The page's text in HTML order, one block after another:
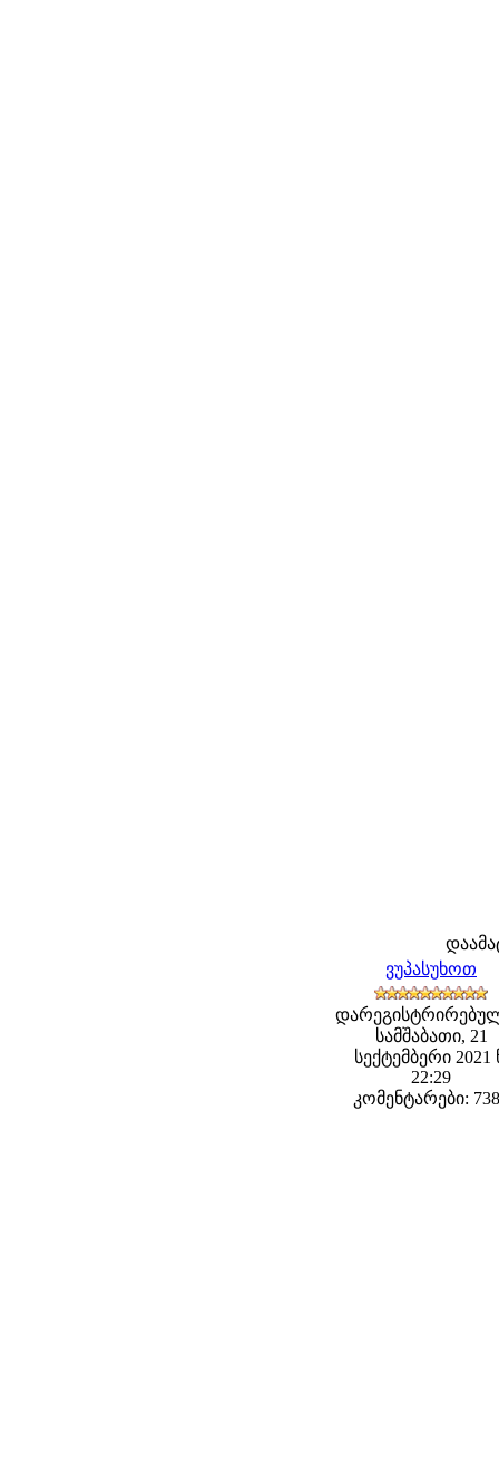
ვუპასუხოთ
სამშაბათი, 21
სექტემბერი 2021
22:29
კომენტარები: